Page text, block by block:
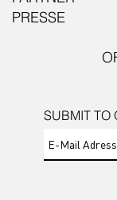
SUBMIT TO
PRESSE